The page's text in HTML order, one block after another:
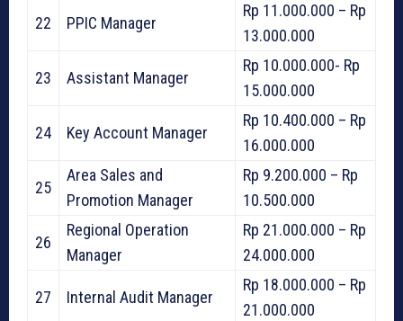
22 PPIC Manager
Rp 11.000.000 – Rp
13.000.000
23 Assistant Manager
Rp 10.000.000- Rp
15.000.000
24 Key Account Manager
Rp 10.400.000 – Rp
16.000.000
25
Area Sales and
Promotion Manager
Rp 9.200.000 – Rp
10.500.000
26
Regional Operation
Manager
Rp 21.000.000 – Rp
24.000.000
27 Internal Audit Manager
Rp 18.000.000 – Rp
21.000.000